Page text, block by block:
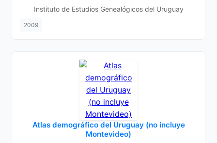
Instituto de Estudios Genealógicos del Uruguay
2009
Atlas demográfico del Uruguay (no incluye
Montevideo)